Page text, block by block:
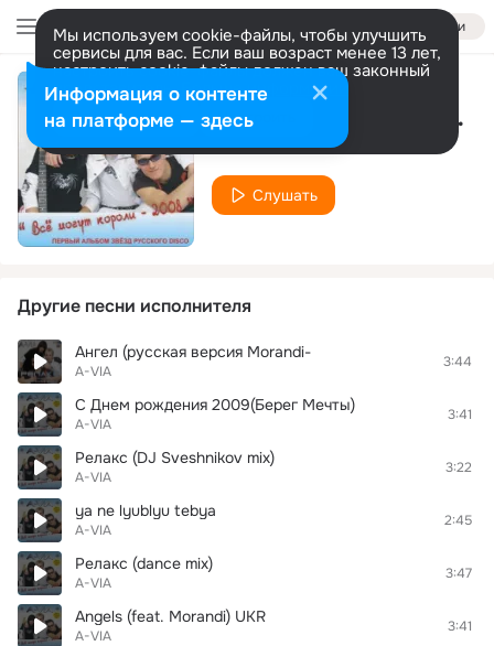
Войти
Мы используем cookie-файлы, чтобы улучшить
сервисы для вас. Если ваш возраст менее 13 лет,
настроить cookie-файлы должен ваш законный
представитель. Больше информации
Разрешить все Настроить Не останавливай меня
A-VIA
Слушать
Другие песни исполнителя
Ангел (русская версия Morandi-
A-VIA
3:44
С Днем рождения 2009(Берег Мечты)
A-VIA
3:41
Релакс (DJ Sveshnikov mix)
A-VIA
3:22
ya ne lyublyu tebya
A-VIA
2:45
Релакс (dance mix)
A-VIA
3:47
Angels (feat. Morandi) UKR
A-VIA
3:41
Информация о контенте
на платформе — здесь